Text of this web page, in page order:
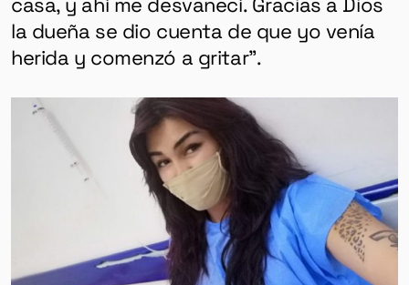
la dueña se dio cuenta de que yo venía
herida y comenzó a gritar”.